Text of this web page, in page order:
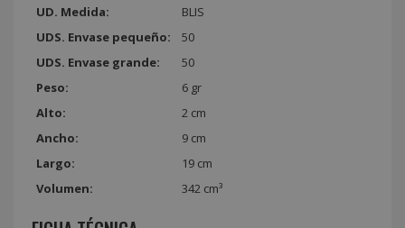
UD. Medida:
BLIS
UDS. Envase pequeño:
50
UDS. Envase grande:
50
Peso:
6 gr
Alto:
2 cm
Ancho:
9 cm
Largo:
19 cm
Volumen:
342 cm³